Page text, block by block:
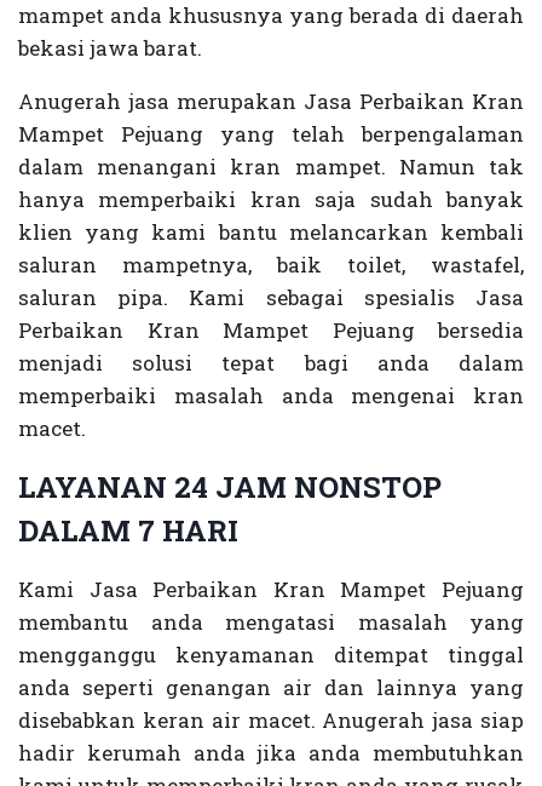
mampet anda khususnya yang berada di daerah
bekasi jawa barat.
Anugerah jasa merupakan Jasa Perbaikan Kran
Mampet Pejuang yang telah berpengalaman
dalam menangani kran mampet. Namun tak
hanya memperbaiki kran saja sudah banyak
klien yang kami bantu melancarkan kembali
saluran mampetnya, baik toilet, wastafel,
saluran pipa. Kami sebagai spesialis Jasa
Perbaikan Kran Mampet Pejuang bersedia
menjadi solusi tepat bagi anda dalam
memperbaiki masalah anda mengenai kran
macet.
LAYANAN 24 JAM NONSTOP
DALAM 7 HARI
Kami Jasa Perbaikan Kran Mampet Pejuang
membantu anda mengatasi masalah yang
mengganggu kenyamanan ditempat tinggal
anda seperti genangan air dan lainnya yang
disebabkan keran air macet. Anugerah jasa siap
hadir kerumah anda jika anda membutuhkan